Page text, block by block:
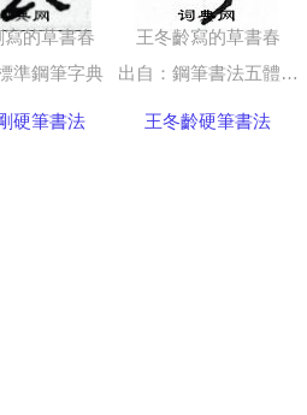
寫的草書春
準鋼筆字典
硬筆書法
王冬齡寫的草書春
出自：鋼筆書法五體字典
王冬齡硬筆書法